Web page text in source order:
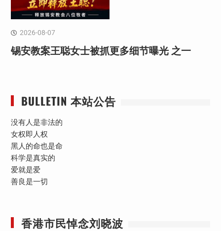
2026-08-07
锡安教案王聪女士被抓更多细节曝光 之一
BULLETIN 本站公告
没有人是非法的
女权即人权
黑人的命也是命
科学是真实的
爱就是爱
善良是一切
香港市民悼念刘晓波